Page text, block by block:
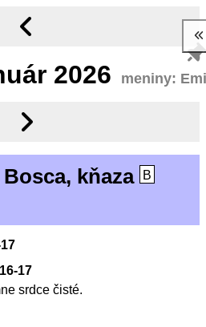
2026 meniny:
kňaza B
17
srdce čisté.